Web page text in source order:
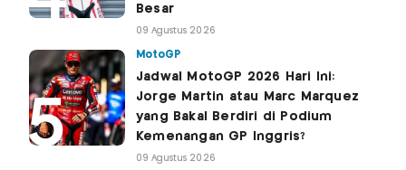
Besar
09 Agustus 2026
MotoGP
Jadwal MotoGP 2026 Hari Ini:
Jorge Martin atau Marc Marquez
yang Bakal Berdiri di Podium
Kemenangan GP Inggris?
09 Agustus 2026